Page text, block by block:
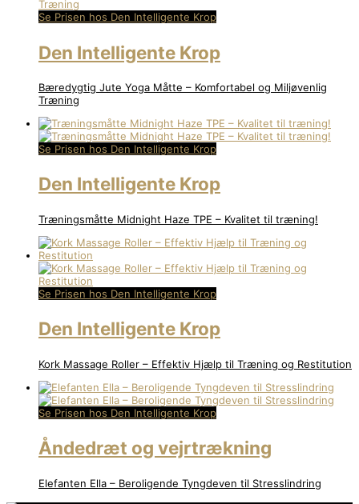
Se Prisen hos Den Intelligente Krop
Den Intelligente Krop
Bæredygtig Jute Yoga Måtte – Komfortabel og Miljøvenlig
Træning
Se Prisen hos Den Intelligente Krop
Den Intelligente Krop
Træningsmåtte Midnight Haze TPE – Kvalitet til træning!
Se Prisen hos Den Intelligente Krop
Den Intelligente Krop
Kork Massage Roller – Effektiv Hjælp til Træning og Restitution
Se Prisen hos Den Intelligente Krop
Åndedræt og vejrtrækning
Elefanten Ella – Beroligende Tyngdeven til Stresslindring